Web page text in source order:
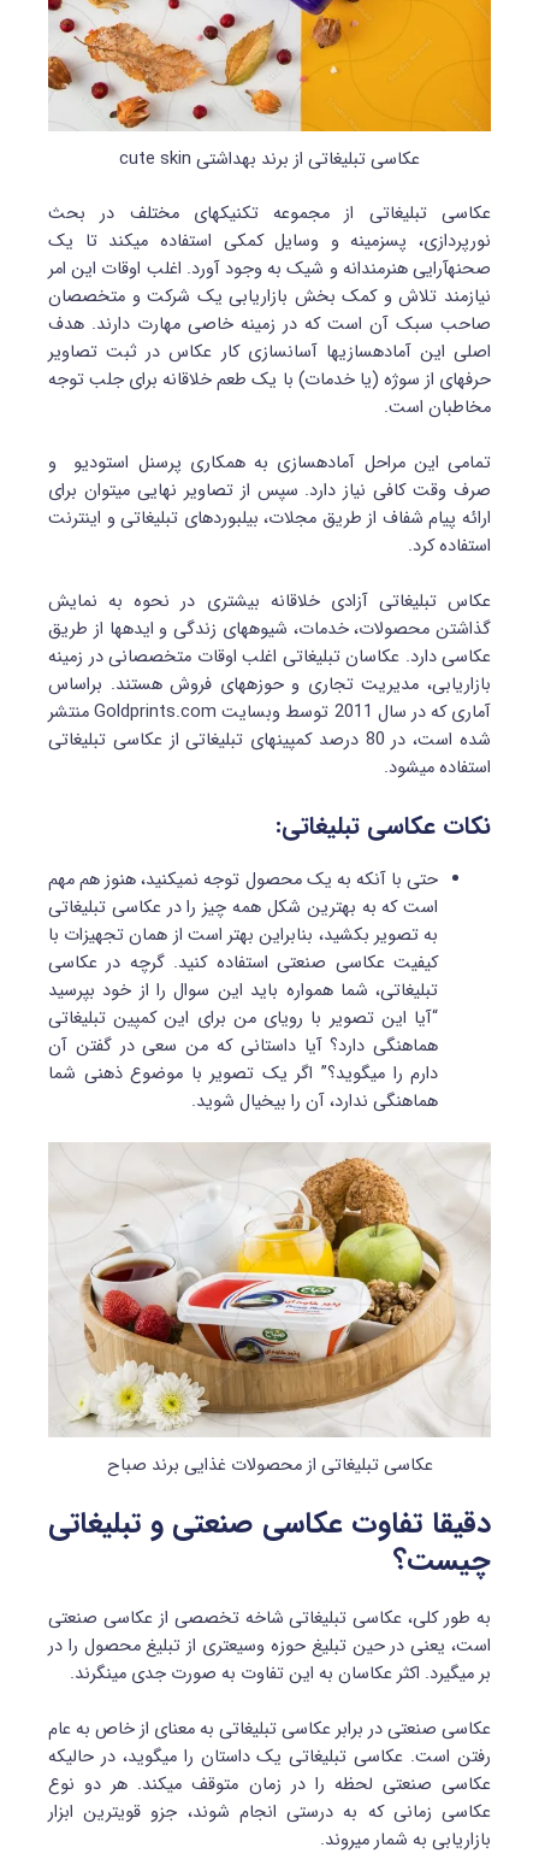
عکاسی تبلیغاتی از برند بهداشتی cute skin
عکاسی تبلیغاتی از مجموعه تکنیک‎های مختلف در بحث
نورپردازی، پس‎زمینه و وسایل کمکی استفاده می‎کند تا یک
صحنه‎آرایی هنرمندانه و شیک به وجود آورد. اغلب اوقات این امر
نیازمند تلاش و کمک بخش بازاریابی یک شرکت و متخصصان
صاحب سبک آن است که در زمینه خاصی مهارت دارند. هدف
اصلی این آماده‎سازی‎ها آسان‎سازی کار عکاس در ثبت تصاویر
حرفه‎ای از سوژه (یا خدمات) با یک طعم خلاقانه برای جلب توجه
مخاطبان است.
تمامی این مراحل آماده‎سازی به همکاری پرسنل استودیو و
صرف وقت کافی نیاز دارد. سپس از تصاویر نهایی می‎توان برای
ارائه پیام شفاف از طریق مجلات، بیلبوردهای تبلیغاتی و اینترنت
استفاده کرد.
عکاس تبلیغاتی آزادی خلاقانه بیشتری در نحوه به نمایش
گذاشتن محصولات، خدمات، شیوه‎های زندگی و ایده‎ها از طریق
عکاسی دارد. عکاسان تبلیغاتی اغلب اوقات متخصصانی در زمینه
بازاریابی، مدیریت تجاری و حوزه‎های فروش هستند. براساس
آماری که در سال 2011 توسط وب‎سایت Goldprints.com منتشر
شده است، در 80 درصد کمپین‎های تبلیغاتی از عکاسی تبلیغاتی
استفاده می‎شود.
نکات عکاسی تبلیغاتی:
حتی با آن‎که به یک محصول توجه نمی‎کنید، هنوز هم مهم
است که به بهترین شکل همه چیز را در عکاسی تبلیغاتی
به تصویر بکشید، بنابراین بهتر است از همان تجهیزات با
کیفیت عکاسی صنعتی استفاده کنید. گرچه در عکاسی
تبلیغاتی، شما همواره باید این سوال را از خود بپرسید
“آیا این تصویر با رویای من برای این کمپین تبلیغاتی
هماهنگی دارد؟ آیا داستانی که من سعی در گفتن آن
دارم را می‎گوید؟” اگر یک تصویر با موضوع ذهنی شما
هماهنگی ندارد، آن را بی‎خیال شوید.
عکاسی تبلیغاتی از محصولات غذایی برند صباح
دقیقا تفاوت عکاسی صنعتی و تبلیغاتی
چیست؟
به طور کلی، عکاسی تبلیغاتی شاخه تخصصی از عکاسی صنعتی
است، یعنی در حین تبلیغ حوزه وسیع‎تری از تبلیغ محصول را در
بر می‎گیرد. اکثر عکاسان به این تفاوت به صورت جدی می‎نگرند.
عکاسی صنعتی در برابر عکاسی تبلیغاتی به معنای از خاص به عام
رفتن است. عکاسی تبلیغاتی یک داستان را می‎گوید، در حالی‎که
عکاسی صنعتی لحظه را در زمان متوقف می‎کند. هر دو نوع
عکاسی زمانی که به درستی انجام شوند، جزو قوی‎ترین ابزار
بازاریابی به شمار می‎روند.